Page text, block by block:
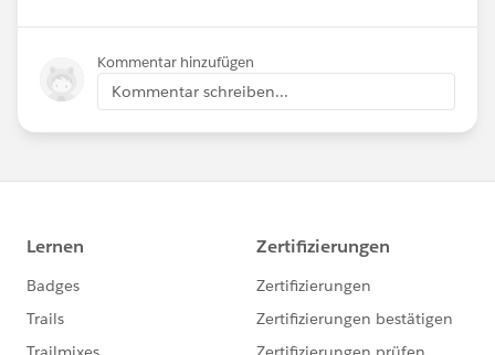
Kommentar hinzufügen
Kommentar schreiben...